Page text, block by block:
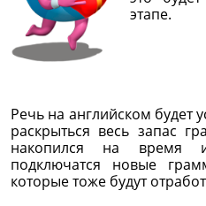
этапе.
Речь на английском будет
раскрыться весь запас
накопился на время
подключатся новые
которые тоже будут